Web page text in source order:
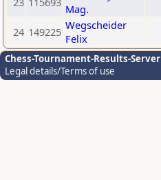
Mag.
24 149225 Wegscheider
Felix
Chess-Tournament-Results-Server
Legal details/Terms of use